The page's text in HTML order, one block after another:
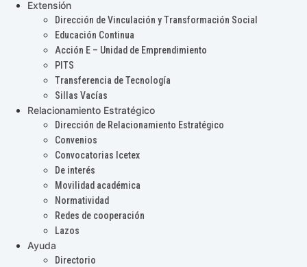
Extensión
Dirección de Vinculación y Transformación Social
Educación Continua
Acción E – Unidad de Emprendimiento
PITS
Transferencia de Tecnología
Sillas Vacías
Relacionamiento Estratégico
Dirección de Relacionamiento Estratégico
Convenios
Convocatorias Icetex
De interés
Movilidad académica
Normatividad
Redes de cooperación
Lazos
Ayuda
Directorio